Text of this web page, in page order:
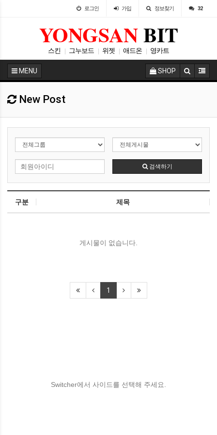
로그인 가입 정보찾기 32
YONGSANBIT
스킨 그누보드 위젯 애드온 영카트
플러그인 아미나빌더
테마
MENU
SHOP
New Post
검색하기
구분 제목
게시물이 없습니다.
1
Switcher에서 사이드를 선택해 주세요.